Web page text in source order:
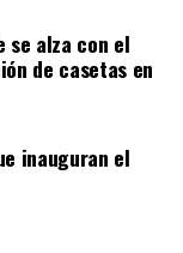
se alza con el
de casetas en
inauguran el